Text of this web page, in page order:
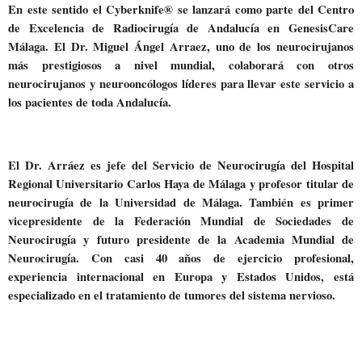
En este sentido el Cyberknife® se lanzará como parte del Centro
de Excelencia de Radiocirugía de Andalucía en GenesisCare
Málaga. El Dr. Miguel Ángel Arraez, uno de los neurocirujanos
más prestigiosos a nivel mundial, colaborará con otros
neurocirujanos y neurooncólogos líderes para llevar este servicio a
los pacientes de toda Andalucía.
El Dr. Arráez es jefe del Servicio de Neurocirugía del Hospital
Regional Universitario Carlos Haya de Málaga y profesor titular de
neurocirugía de la Universidad de Málaga. También es primer
vicepresidente de la Federación Mundial de Sociedades de
Neurocirugía y futuro presidente de la Academia Mundial de
Neurocirugía. Con casi 40 años de ejercicio profesional,
experiencia internacional en Europa y Estados Unidos, está
especializado en el tratamiento de tumores del sistema nervioso.